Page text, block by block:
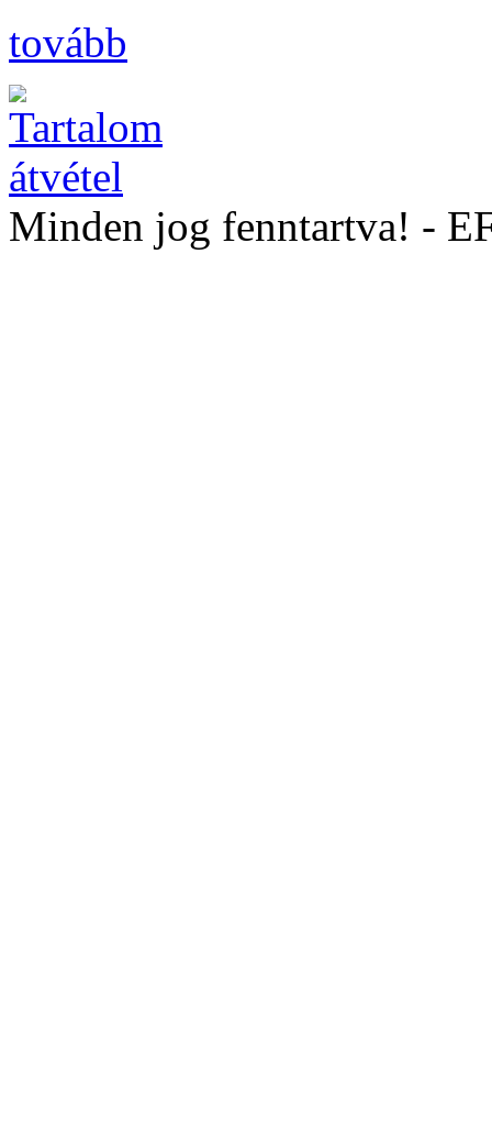
tovább
Minden jog fenntartva! -